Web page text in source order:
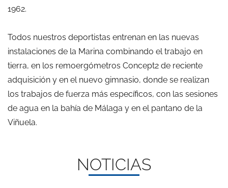
1962.
Todos nuestros deportistas entrenan en las nuevas
instalaciones de la Marina combinando el trabajo en
tierra, en los remoergómetros Concept2 de reciente
adquisición y en el nuevo gimnasio, donde se realizan
los trabajos de fuerza más específicos, con las sesiones
de agua en la bahía de Málaga y en el pantano de la
Viñuela.
NOTICIAS